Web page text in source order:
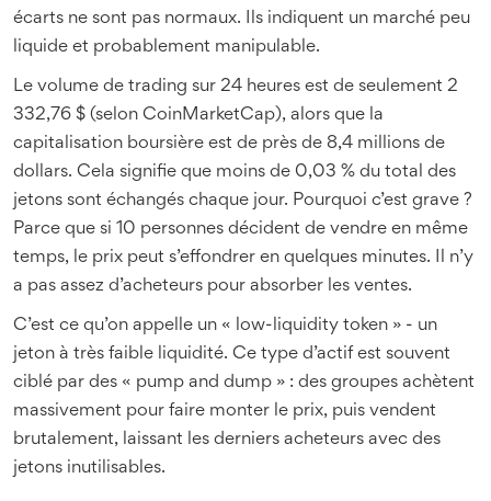
écarts ne sont pas normaux. Ils indiquent un marché peu
liquide et probablement manipulable.
Le volume de trading sur 24 heures est de seulement 2
332,76 $ (selon CoinMarketCap), alors que la
capitalisation boursière est de près de 8,4 millions de
dollars. Cela signifie que moins de 0,03 % du total des
jetons sont échangés chaque jour. Pourquoi c’est grave ?
Parce que si 10 personnes décident de vendre en même
temps, le prix peut s’effondrer en quelques minutes. Il n’y
a pas assez d’acheteurs pour absorber les ventes.
C’est ce qu’on appelle un « low-liquidity token » - un
jeton à très faible liquidité. Ce type d’actif est souvent
ciblé par des « pump and dump » : des groupes achètent
massivement pour faire monter le prix, puis vendent
brutalement, laissant les derniers acheteurs avec des
jetons inutilisables.